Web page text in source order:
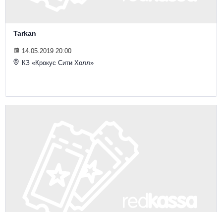
Tarkan
14.05.2019 20:00
КЗ «Крокус Сити Холл»